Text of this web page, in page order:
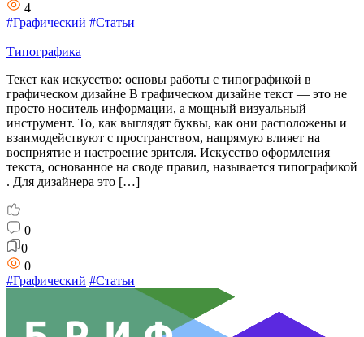
4
#Графический #Статьи
Типографика
Текст как искусство: основы работы с типографикой в
графическом дизайне В графическом дизайне текст — это не
просто носитель информации, а мощный визуальный
инструмент. То, как выглядят буквы, как они расположены и
взаимодействуют с пространством, напрямую влияет на
восприятие и настроение зрителя. Искусство оформления
текста, основанное на своде правил, называется типографикой
. Для дизайнера это […]
0
0
0
#Графический #Статьи